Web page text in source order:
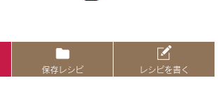
保存レシピ レシピを書く